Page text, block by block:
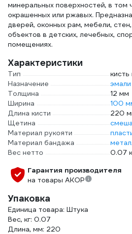
минеральных поверхностей, в том
окрашенных или ржавых.
дверей, оконных рам, мебели,
объектов в детских, лечебных,
помещениях.
Характеристики
Тип
кисть
Назначение
эмали
Толщина
12 мм
Ширина
100
Длина кисти
220
Щетина
Материал рукояти
Материал бандажа
Вес нетто
0.07
Гарантия производителя
на товары АКОР
Упаковка
Единица товара: Штука
Вес, кг: 0.07
Длина, мм: 220